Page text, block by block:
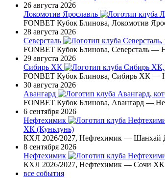
26 августа 2026
Локомотив Ярославль
FONBET Кубок Блинова, Локомотив
28 августа 2026
Северсталь
FONBET Кубок Блинова, Северсталь —
29 августа 2026
Сибирь ХК
FONBET Кубок Блинова, Сибирь ХК —
30 августа 2026
Авангард
FONBET Кубок Блинова, Авангард —
6 сентября 2026
Нефтехимик
ХК (Куньлунь)
КХЛ 2026/2027, Нефтехимик — Шанхай
8 сентября 2026
Нефтехимик
КХЛ 2026/2027, Нефтехимик — Сочи ХК
все события